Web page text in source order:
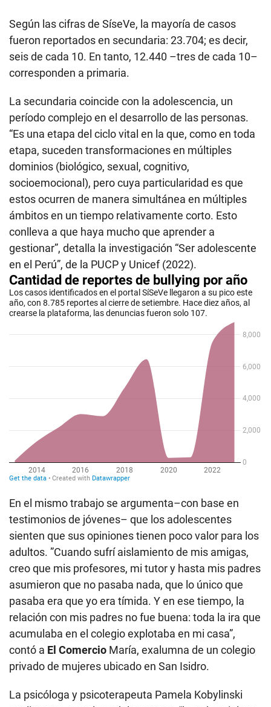
Según las cifras de SíseVe, la mayoría de casos
fueron reportados en secundaria: 23.704; es decir,
seis de cada 10. En tanto, 12.440 –tres de cada 10–
corresponden a primaria.
La secundaria coincide con la adolescencia, un
período complejo en el desarrollo de las personas.
“Es una etapa del ciclo vital en la que, como en toda
etapa, suceden transformaciones en múltiples
dominios (biológico, sexual, cognitivo,
socioemocional), pero cuya particularidad es que
estos ocurren de manera simultánea en múltiples
ámbitos en un tiempo relativamente corto. Esto
conlleva a que haya mucho que aprender a
gestionar”, detalla la investigación “Ser adolescente
en el Perú”, de la PUCP y Unicef (2022).
En el mismo trabajo se argumenta–con base en
testimonios de jóvenes– que los adolescentes
sienten que sus opiniones tienen poco valor para los
adultos. ”Cuando sufrí aislamiento de mis amigas,
creo que mis profesores, mi tutor y hasta mis padres
asumieron que no pasaba nada, que lo único que
pasaba era que yo era tímida. Y en ese tiempo, la
relación con mis padres no fue buena: toda la ira que
acumulaba en el colegio explotaba en mi casa”,
contó a El Comercio María, exalumna de un colegio
privado de mujeres ubicado en San Isidro.
La psicóloga y psicoterapeuta Pamela Kobylinski